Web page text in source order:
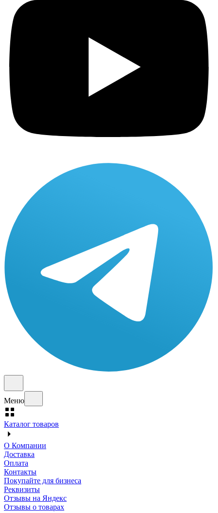
Меню
Каталог товаров
О Компании
Доставка
Оплата
Контакты
Покупайте для бизнеса
Реквизиты
Отзывы на Яндекс
Отзывы о товарах